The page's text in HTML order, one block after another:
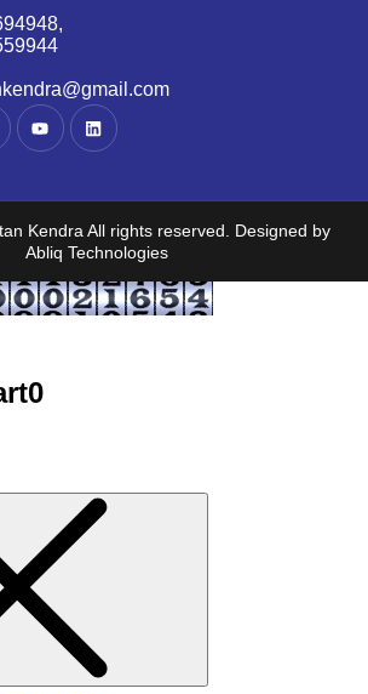
Kendra All rights reserved. Designed by
Abliq Technologies
0